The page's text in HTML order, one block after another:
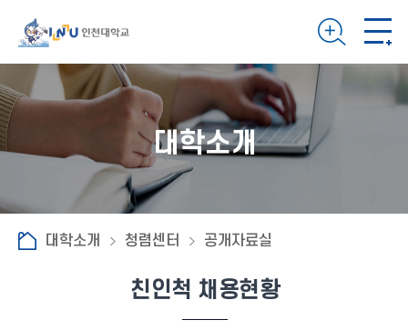
대학소개
대학소개 청렴센터 공개자료실
친인척 채용현황